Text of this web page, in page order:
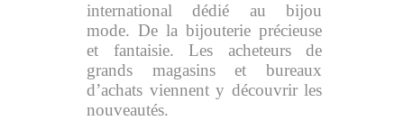
international dédié au bijou
mode. De la bijouterie précieuse
et fantaisie. Les acheteurs de
grands magasins et bureaux
d’achats viennent y découvrir les
nouveautés.